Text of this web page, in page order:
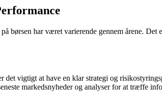
børsen har været varierende gennem årene.
det vigtigt at have en klar strategi og
markedsnyheder og analyser for at træffe